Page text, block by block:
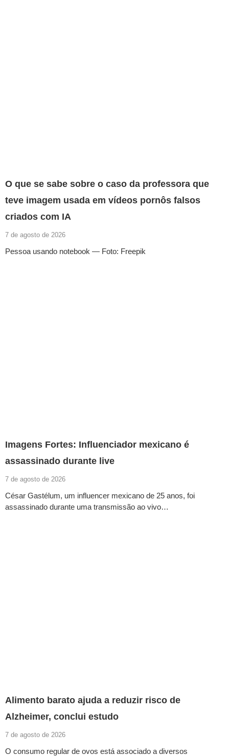
O que se sabe sobre o caso da professora que
teve imagem usada em vídeos pornôs falsos
criados com IA
7 de agosto de 2026
Pessoa usando notebook — Foto: Freepik
Imagens Fortes: Influenciador mexicano é
assassinado durante live
7 de agosto de 2026
César Gastélum, um influencer mexicano de 25 anos, foi
assassinado durante uma transmissão ao vivo…
Alimento barato ajuda a reduzir risco de
Alzheimer, conclui estudo
7 de agosto de 2026
O consumo regular de ovos está associado a diversos